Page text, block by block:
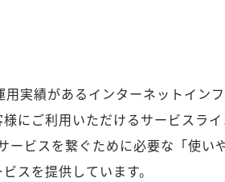
実績があるインターネットイン
にご利用いただけるサービスラ
ービスを繋ぐために必要な「使い
スを提供しています。